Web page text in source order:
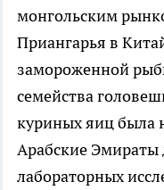
монгольским
Приангарья в
замороженной
семейства
куриных яиц была
Арабские Эмираты
лабораторных